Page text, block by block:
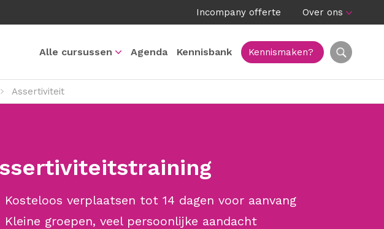
Incompany offerte Over ons
Alle cursussen Agenda Kennisbank Kennismaken?
Assertiviteit
Kosteloos verplaatsen tot 14 dagen voor aanvang
Kleine groepen, veel persoonlijke aandacht